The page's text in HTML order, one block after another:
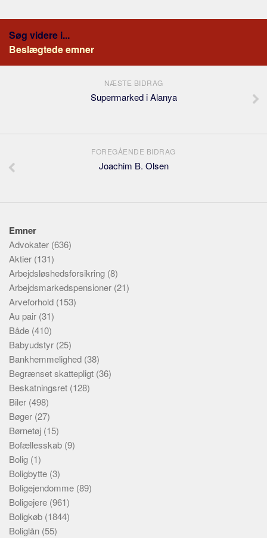
Søg videre i...
Beslægtede emner
NÆSTE BIDRAG
Supermarked i Alanya
FOREGÅENDE BIDRAG
Joachim B. Olsen
Emner
Advokater (636)
Aktier (131)
Arbejdsløshedsforsikring (8)
Arbejdsmarkedspensioner (21)
Arveforhold (153)
Au pair (31)
Både (410)
Babyudstyr (25)
Bankhemmelighed (38)
Begrænset skattepligt (36)
Beskatningsret (128)
Biler (498)
Bøger (27)
Børnetøj (15)
Bofællesskab (9)
Bolig (1)
Boligbytte (3)
Boligejendomme (89)
Boligejere (961)
Boligkøb (1844)
Boliglån (55)